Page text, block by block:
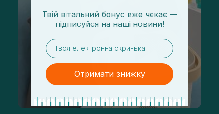
Твій вітальний бонус вже чекає —
підписуйся на наші новини!
email
Отримати знижку